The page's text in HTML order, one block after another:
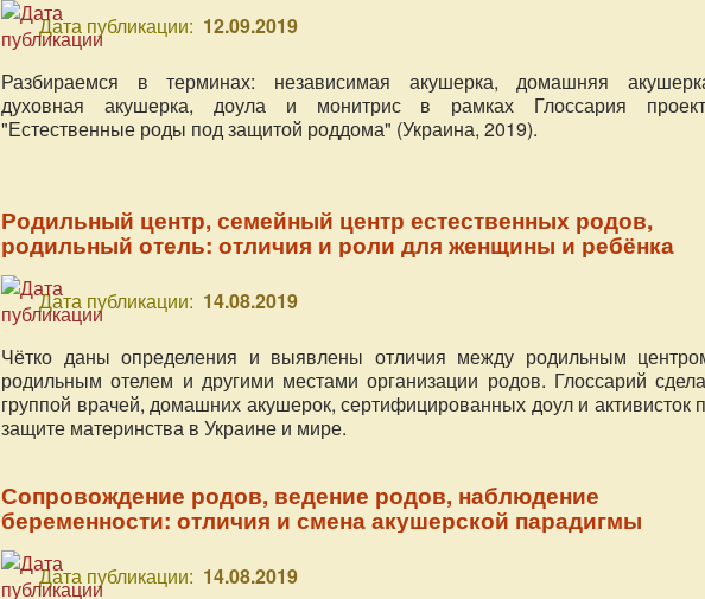
Дата публикации: 12.09.2019
Разбираемся в терминах: независимая акушерка, домашняя
духовная акушерка, доула и монитрис в рамках Глоссария
"Естественные роды под защитой роддома" (Украина, 2019).
Родильный центр, семейный центр естественных родов,
родильный отель: отличия и роли для женщины и ребёнка
Дата публикации: 14.08.2019
Чётко даны определения и выявлены отличия между родильным
родильным отелем и другими местами организации родов. Глоссарий
группой врачей, домашних акушерок, сертифицированных доул и активисток
защите материнства в Украине и мире.
Сопровождение родов, ведение родов, наблюдение
беременности: отличия и смена акушерской парадигмы
Дата публикации: 14.08.2019